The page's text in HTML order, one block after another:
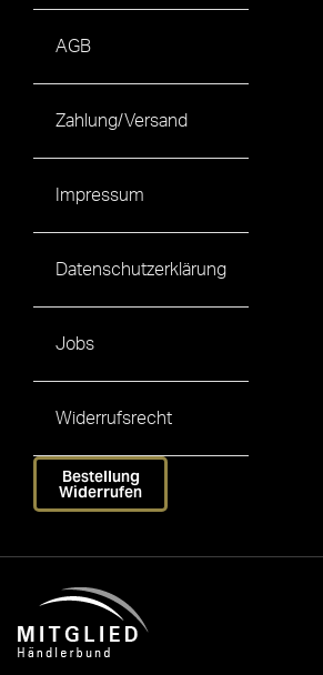
AGB
Zahlung/Versand
Impressum
Datenschutzerklärung
Jobs
Widerrufsrecht
Bestellung
Widerrufen